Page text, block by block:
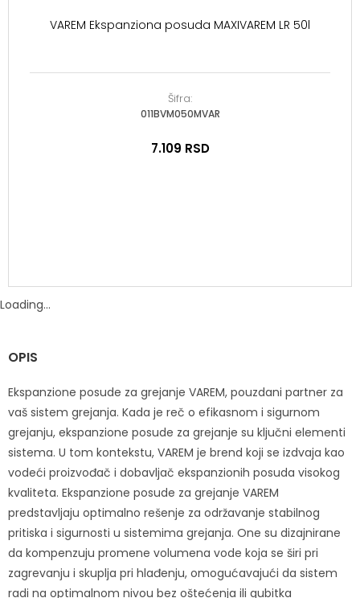
VAREM Ekspanziona posuda MAXIVAREM LR 50l
Šifra:
011BVM050MVAR
7.109 RSD
Loading...
OPIS
Ekspanzione posude za grejanje VAREM, pouzdani partner za
vaš sistem grejanja. Kada je reč o efikasnom i sigurnom
grejanju, ekspanzione posude za grejanje su ključni elementi
sistema. U tom kontekstu, VAREM je brend koji se izdvaja kao
vodeći proizvođač i dobavljač ekspanzionih posuda visokog
kvaliteta. Ekspanzione posude za grejanje VAREM
predstavljaju optimalno rešenje za održavanje stabilnog
pritiska i sigurnosti u sistemima grejanja. One su dizajnirane
da kompenzuju promene volumena vode koja se širi pri
zagrevanju i skuplja pri hlađenju, omogućavajući da sistem
radi na optimalnom nivou bez oštećenja ili gubitka